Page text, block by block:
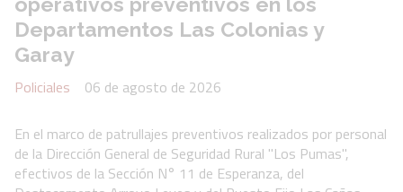
Departamentos Las Colonias y
Garay
Policiales 06 de agosto de 2026
En el marco de patrullajes preventivos realizados por personal
de la Dirección General de Seguridad Rural "Los Pumas",
efectivos de la Sección N° 11 de Esperanza, del